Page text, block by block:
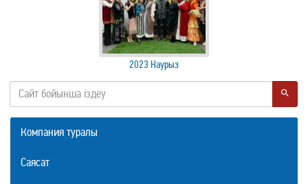
2023 Наурыз
Компания туралы
Саясат